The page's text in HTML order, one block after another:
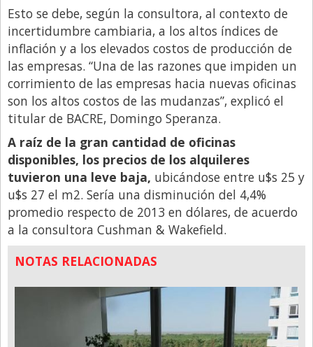
Legales
Libro de Quejas
Medios
Millonarios
Minuto Lanzamiento
Negocios
Opinion
País
Política
Publicidad y Marketing
Real Estate y Propiedades
Responsabilidad Social
Esto se debe, según la consultora, al contexto de
incertidumbre cambiaria, a los altos índices de
inflación y a los elevados costos de producción de
las empresas. “Una de las razones que impiden un
corrimiento de las empresas hacia nuevas oficinas
son los altos costos de las mudanzas”, explicó el
titular de BACRE, Domingo Speranza.
A raíz de la gran cantidad de oficinas
disponibles, los precios de los alquileres
tuvieron una leve baja, ubicándose entre u$s 25 y
u$s 27 el m2. Sería una disminución del 4,4%
promedio respecto de 2013 en dólares, de acuerdo
a la consultora Cushman & Wakefield.
NOTAS RELACIONADAS